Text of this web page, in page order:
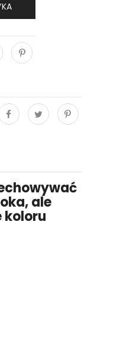
Pinterest
UdostępnijTweetuj Pinterest
ale
koloru